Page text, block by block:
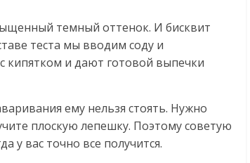
темный оттенок. И бисквит
теста мы вводим соду и
кипятком и дают готовой выпечки
ему нельзя стоять. Нужно
плоскую лепешку. Поэтому советую
у вас точно все получится.